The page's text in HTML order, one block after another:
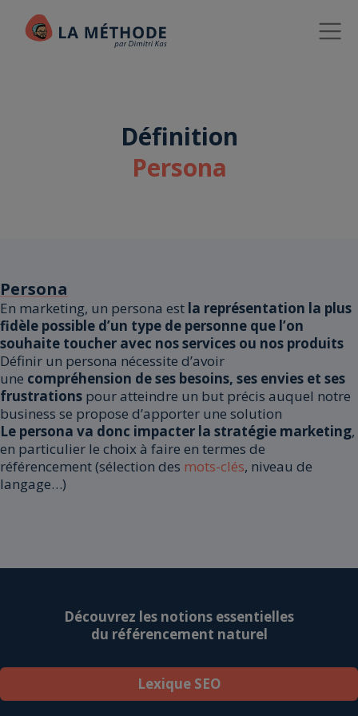
Définition
Persona
Persona
En marketing, un persona est la représentation la plus
fidèle possible d’un type de personne que l’on
souhaite toucher avec nos services ou nos produits
Définir un persona nécessite d’avoir
une compréhension de ses besoins, ses envies et ses
frustrations pour atteindre un but précis auquel notre
business se propose d’apporter une solution
Le persona va donc impacter la stratégie marketing,
en particulier le choix à faire en termes de
référencement (sélection des mots-clés, niveau de
langage…)
Découvrez les notions essentielles
du référencement naturel
Lexique SEO